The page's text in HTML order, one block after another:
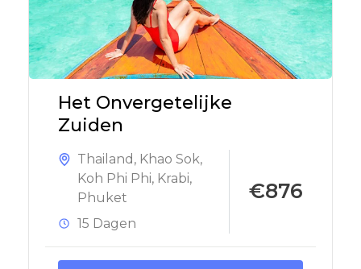
Het Onvergetelijke
Zuiden
Thailand , Khao Sok,
Koh Phi Phi, Krabi,
Phuket
15 Dagen
€876